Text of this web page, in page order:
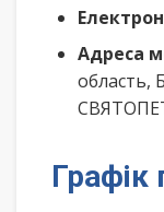
Адреса
область,